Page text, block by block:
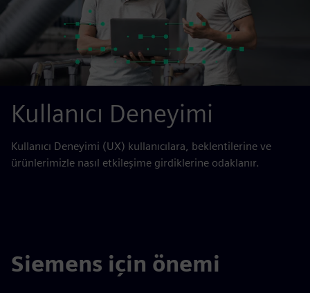
Kullanıcı Deneyimi
Kullanıcı Deneyimi (UX) kullanıcılara, beklentilerine ve
ürünlerimizle nasıl etkileşime girdiklerine odaklanır.
Siemens için önemi